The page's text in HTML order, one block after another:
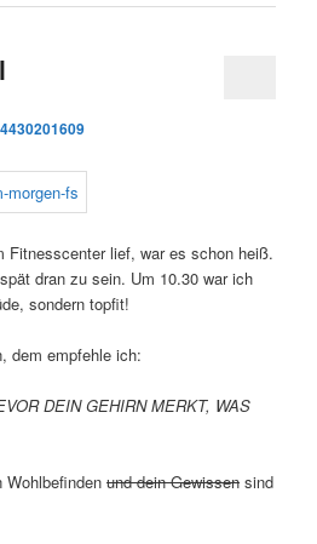
Fitnesscenter lief, war es schon heiß.
dran zu sein. Um 10.30 war ich
sondern topfit!
dem empfehle ich:
DEIN GEHIRN MERKT, WAS
Wohlbefindenund dein Gewissen sind